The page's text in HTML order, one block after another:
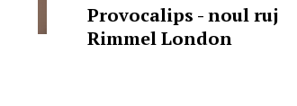
Provocalips - noul ruj
Rimmel London